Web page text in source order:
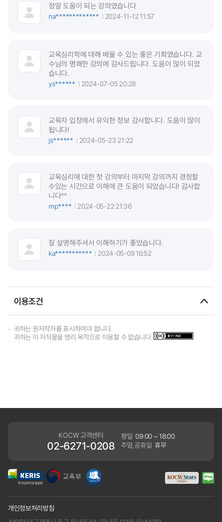
정말 도움이 되는 강의였습니다
na*************
2024-11-12 11:57
교육심리학에 대해 배울 수 있는 좋은 기회였습니다. 교
수님의 명쾌한 강의에 감사드립니다. 도움이 많이 되었
습니다.
ys******
2024-07-05 20:28
교육자 입장에서 유익한 정보 감사합니다. 도움이 많이
됩니다!
js******
2024-05-23 21:22
교육심리에 대한 첫 강의부터 마지막 강의까지 경청할
수있는 시간으로 이해에 큰 도움이 되었습니다! 감사합
니다^^
mp****
2024-05-22 21:36
잘 설명해주셔서 이해하기가 좋았습니다.
ka***********
2024-05-09 16:52
이용조건
귀하는 원저작자를 표시하여야 합니다.
귀하는 이 저작물을 영리 목적으로 이용할 수 없습니다.
KOCW 고객센터
02-6271-0208
평일 09:00 ~ 18:00
주말,공휴일 휴무
개인정보처리방침